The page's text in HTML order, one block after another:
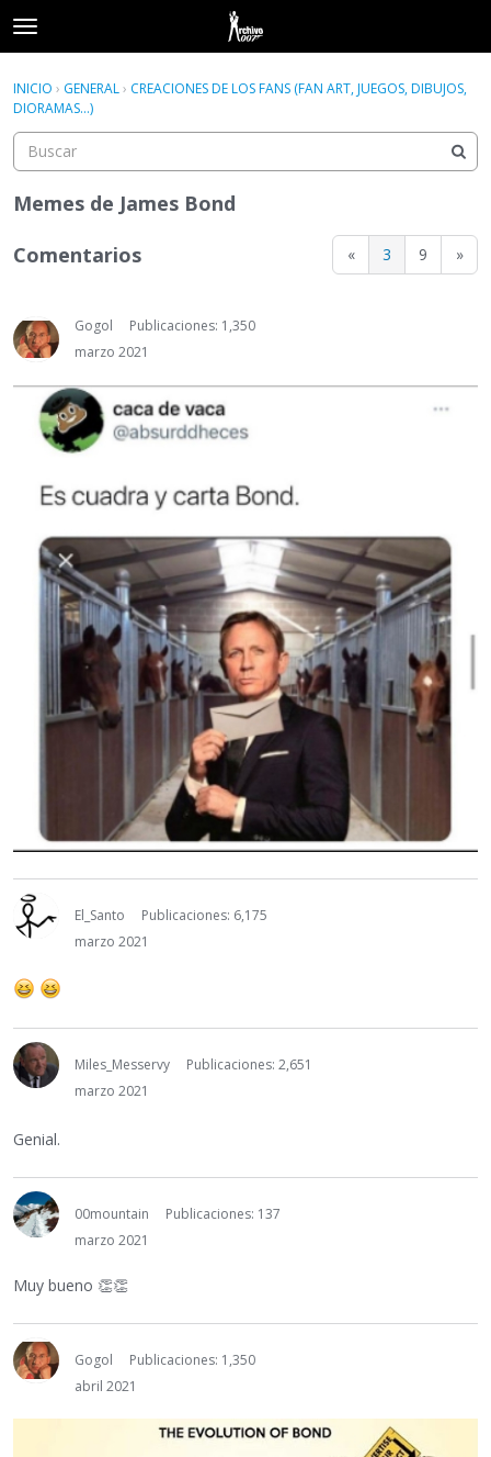
t
o
g
g
l
e
m
e
u
Acceder Registrarse
Categorías
Hilos
Actividad
Acceder Registrarse ×
INICIO › GENERAL› CREACIONES DE LOS FANS (FAN ART, JUEGOS, DIBUJOS,
DIORAMAS...)
Memes de James Bond
« 3 9 »
Comentarios
Gogol
Publicaciones: 1,350
marzo 2021
El_Santo
Publicaciones: 6,175
marzo 2021
Miles_Messervy
Publicaciones: 2,651
marzo 2021
Genial.
00mountain
Publicaciones: 137
marzo 2021
Muy bueno 👏👏
Gogol
Publicaciones: 1,350
abril 2021